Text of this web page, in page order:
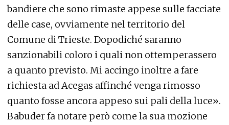
bandiere che sono rimaste appese sulle facciate
delle case, ovviamente nel territorio del
Comune di Trieste. Dopodiché saranno
sanzionabili coloro i quali non ottemperassero
a quanto previsto. Mi accingo inoltre a fare
richiesta ad Acegas affinché venga rimosso
quanto fosse ancora appeso sui pali della luce».
Babuder fa notare però come la sua mozione